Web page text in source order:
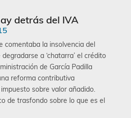
detrás del IVA
comentaba la insolvencia del
a ‘chatarra’ el crédito
de García Padilla
reforma contributiva
sobre valor añadido.
de trasfondo sobre lo que es el